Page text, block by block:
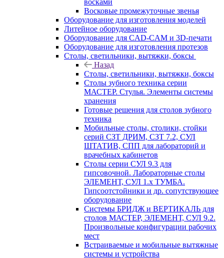
восками
Восковые промежуточные звенья
Оборудование для изготовления моделей
Литейное оборудование
Оборудование для CAD-CAM и 3D-печати
Оборудование для изготовления протезов
Cтолы, светильники, вытяжки, боксы
Назад
Cтолы, светильники, вытяжки, боксы
Столы зубного техника серии
МАСТЕР. Стулья. Элементы системы
хранения
Готовые решения для столов зубного
техника
Мобильные столы, столики, стойки
серий СЗТ ДРИМ, СЗТ 7.2, СУЛ
ШТАТИВ, СПП для лабораторий и
врачебных кабинетов
Столы серии СУЛ 9.3 для
гипсовочной. Лабораторные столы
ЭЛЕМЕНТ, СУЛ 1.х ТУМБА.
Гипсоотстойники и др. сопутствующее
оборудование
Системы БРИДЖ и ВЕРТИКАЛЬ для
столов МАСТЕР, ЭЛЕМЕНТ, СУЛ 9.2.
Произвольные конфигурации рабочих
мест
Встраиваемые и мобильные вытяжные
системы и устройства